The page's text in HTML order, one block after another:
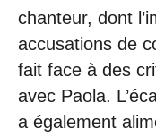
chanteur, dont
accusations de
fait face à des
avec Paola.
a également